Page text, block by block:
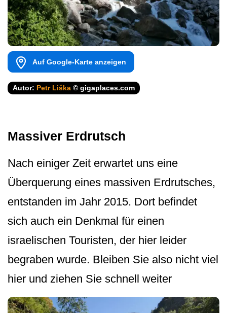
Auf Google-Karte anzeigen
Autor: Petr Liška © gigaplaces.com
Massiver Erdrutsch
Nach einiger Zeit erwartet uns eine
Überquerung eines massiven Erdrutsches,
entstanden im Jahr 2015. Dort befindet
sich auch ein Denkmal für einen
israelischen Touristen, der hier leider
begraben wurde. Bleiben Sie also nicht viel
hier und ziehen Sie schnell weiter